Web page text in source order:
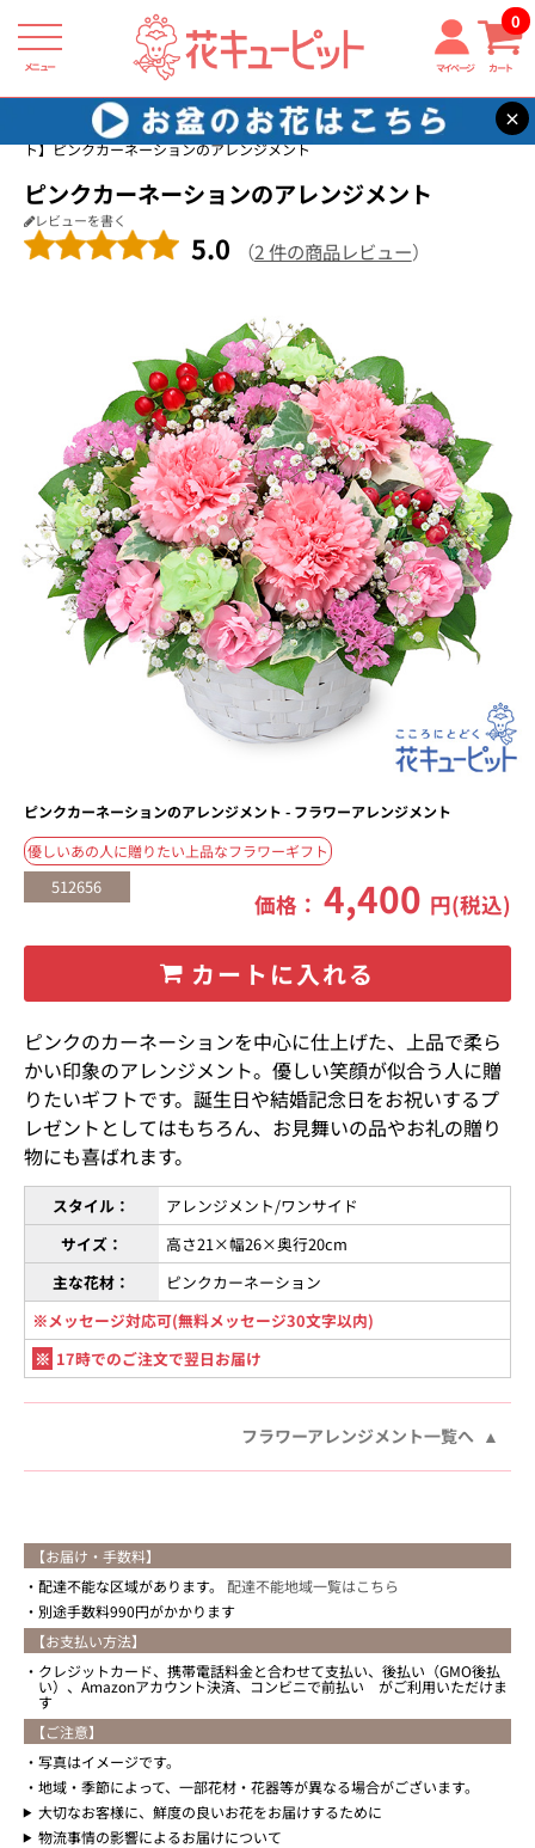
メニュー マイページ カート
0
×
花キューピット フラワーアレンジメント
【フラワーアレンジメン
ト】ピンクカーネーションのアレンジメント
ピンクカーネーションのアレンジメント
レビューを書く
5.0 （2 件の商品レビュー）
ピンクカーネーションのアレンジメント - フラワーアレンジメント
優しいあの人に贈りたい上品なフラワーギフト
512656
価格：4,400 円(税込)
カートに入れる
ピンクのカーネーションを中心に仕上げた、上品で柔ら
かい印象のアレンジメント。優しい笑顔が似合う人に贈
りたいギフトです。誕生日や結婚記念日をお祝いするプ
レゼントとしてはもちろん、お見舞いの品やお礼の贈り
物にも喜ばれます。
スタイル：
アレンジメント/ワンサイド
サイズ：
高さ21×幅26×奥行20cm
主な花材：
ピンクカーネーション
※メッセージ対応可(無料メッセージ30文字以内)
※ 17時でのご注文で翌日お届け
フラワーアレンジメント一覧へ
【お届け・手数料】
配達不能な区域があります。 配達不能地域一覧はこちら
別途手数料990円がかかります
【お支払い方法】
クレジットカード、携帯電話料金と合わせて支払い、後払い（GMO後払
い）、Amazonアカウント決済、コンビニで前払い がご利用いただけま
す
【ご注意】
写真はイメージです。
地域・季節によって、一部花材・花器等が異なる場合がございます。
大切なお客様に、鮮度の良いお花をお届けするために
物流事情の影響によるお届けについて